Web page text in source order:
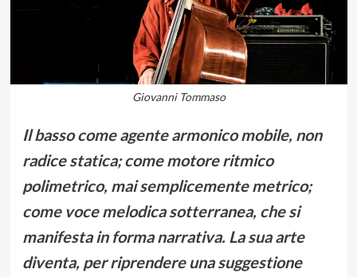
Giovanni Tommaso
Il basso come agente armonico mobile, non
radice statica; come motore ritmico
polimetrico, mai semplicemente metrico;
come voce melodica sotterranea, che si
manifesta in forma narrativa. La sua arte
diventa, per riprendere una suggestione